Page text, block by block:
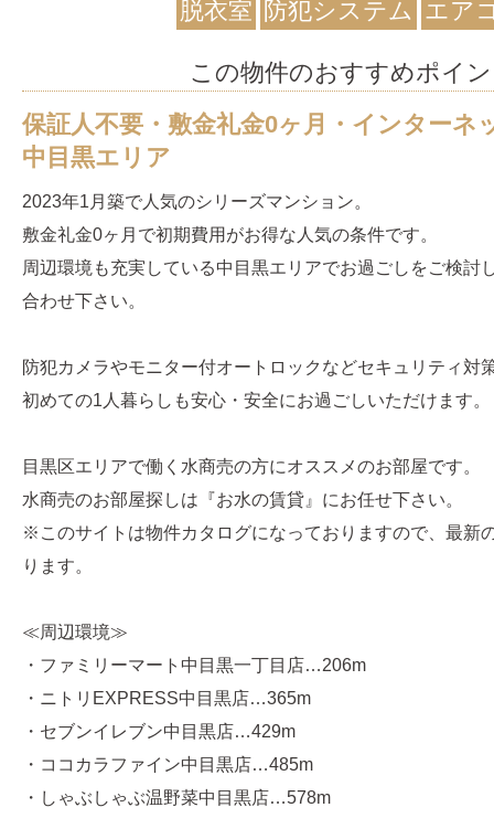
脱衣室 防犯システム エア
この物件のおすすめポイ
保証人不要・敷金礼金0ヶ月・インターネ
中目黒エリア
2023年1月築で人気のシリーズマンション。
敷金礼金0ヶ月で初期費用がお得な人気の条件です。
周辺環境も充実している中目黒エリアでお過ごしをご検討
合わせ下さい。
防犯カメラやモニター付オートロックなどセキュリティ対
初めての1人暮らしも安心・安全にお過ごしいただけます。
目黒区エリアで働く水商売の方にオススメのお部屋です。
水商売のお部屋探しは『お水の賃貸』にお任せ下さい。
※このサイトは物件カタログになっておりますので、最新
ります。
≪周辺環境≫
・ファミリーマート中目黒一丁目店…206m
・ニトリEXPRESS中目黒店…365m
・セブンイレブン中目黒店…429m
・ココカラファイン中目黒店…485m
・しゃぶしゃぶ温野菜中目黒店…578m